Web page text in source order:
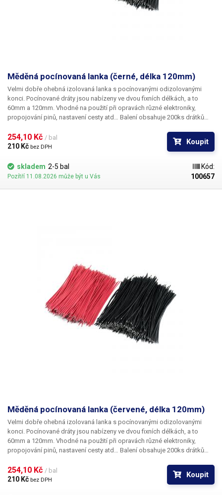
Měděná pocínovaná lanka (černé, délka 120mm)
Velmi dobře ohebná izolovaná lanka s pocínovanými odizolovanými
konci. Pocínované dráty jsou nabízeny ve dvou fixních délkách, a to
60mm a 120mm. Vhodné na použití při opravách různé elektroniky,
propojování pinů, nastavení cesty atd… Balení obsahuje 200ks drátků
254,10 Kč / bal
210 Kč bez DPH
Koupit
skladem 2-5 bal
Pozítří 11.08.2026 může být u Vás
Kód:
100657
Měděná pocínovaná lanka (červené, délka 120mm)
Velmi dobře ohebná izolovaná lanka s pocínovanými odizolovanými
konci. Pocínované dráty jsou nabízeny ve dvou fixních délkách, a to
60mm a 120mm. Vhodné na použití při opravách různé elektroniky,
propojování pinů, nastavení cesty atd… Balení obsahuje 200ks drátků
254,10 Kč / bal
210 Kč bez DPH
Koupit